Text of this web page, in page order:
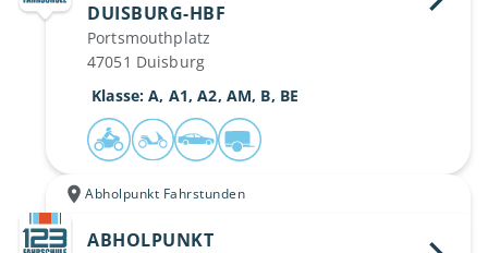
DUISBURG-HBF
Portsmouthplatz
47051 Duisburg
Klasse: A, A1, A2, AM, B, BE
Abholpunkt Fahrstunden
ABHOLPUNKT